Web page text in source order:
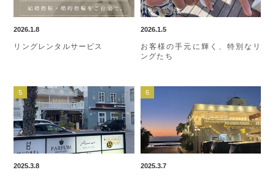
2026.1.8
リングレンタルサービス
2026.1.5
お客様の手元に輝く、特別なリ
ングたち
2025.3.8 2025.3.7